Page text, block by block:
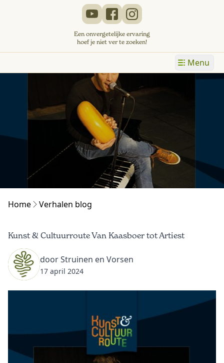
Een onvergetelijke ervaring
hoef je niet ver te zoeken!
Menu
Home Verhalen blog
Kunst & Cultuurroute Van Kaasboer tot Artiest
door Struinen en Vorsen
17 april 2024